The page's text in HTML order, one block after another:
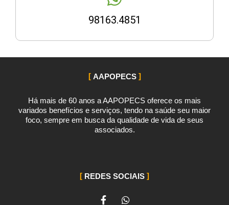
98163.4851
AAPOPECS
Há mais de 60 anos a AAPOPECS oferece os mais
variados benefícios e serviços, tendo na saúde seu maior
foco, sempre em busca da qualidade de vida de seus
associados.
REDES SOCIAIS